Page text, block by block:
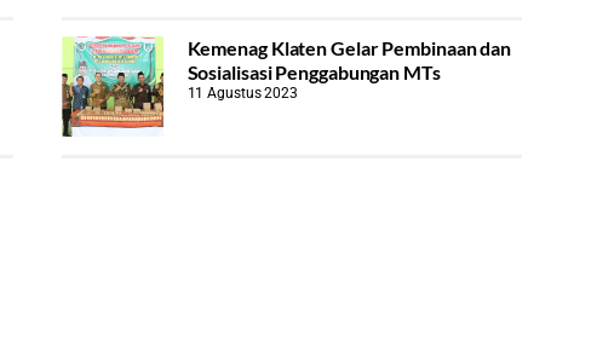
Kemenag Klaten Gelar Pembinaan dan
Sosialisasi Penggabungan MTs
11 Agustus 2023